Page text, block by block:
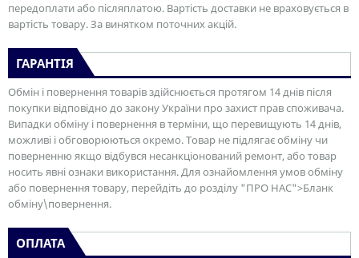
передоплати або післяплатою. Вартість доставки не враховується в
вартість товару. За винятком поточних акцій.
ГАРАНТІЯ
Обмін і повернення товарів здійснюється протягом 14 днів після
покупки відповідно до закону України про захист прав споживача.
Випадки обміну і повернення в терміни, що перевищують 14 днів,
можливі і обговорюються окремо. Товар не підлягає обміну чи
поверненню якщо відбувся несанкціонований ремонт, або товар
носить явні ознаки використання. Для ознайомлення умов обміну
або повернення товару, перейдіть до розділу "ПРО НАС">Бланк
обміну\повернення.
ОПЛАТА